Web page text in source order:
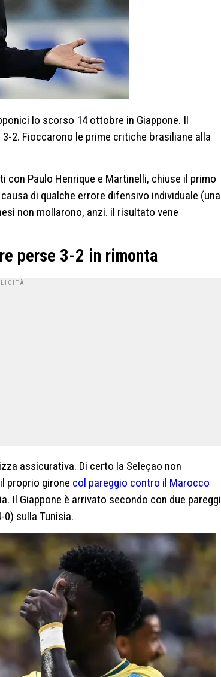
lo scorso 14 ottobre in Giappone. Il
2. Fioccarono le prime critiche brasiliane alla
con Paulo Henrique e Martinelli, chiuse il primo
di qualche errore difensivo individuale (una
non mollarono, anzi. il risultato vene
perse 3-2 in rimonta
assicurativa. Di certo la Seleçao non
proprio girone col pareggio contro il Marocco
Il Giappone è arrivato secondo con due pareggi
sulla Tunisia.